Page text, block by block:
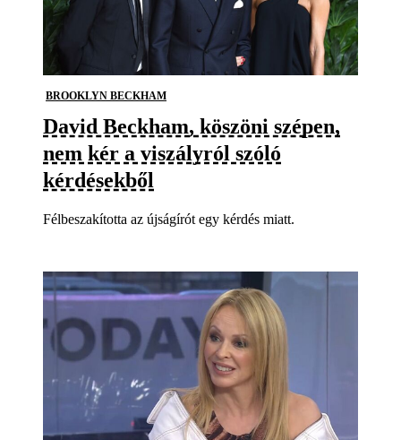
BROOKLYN BECKHAM
David Beckham, köszöni szépen,
nem kér a viszályról szóló
kérdésekből
Félbeszakította az újságírót egy kérdés miatt.